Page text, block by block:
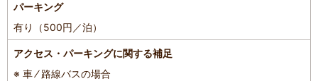
パーキング
有り（500円／泊）
アクセス・パーキングに関する補足
※ 車 ⁄ 路線バスの場合